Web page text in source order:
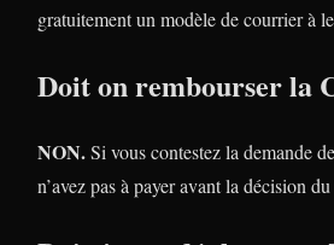
gratuitement un modèle de courrier à
Doit on rembourser la
NON.Si vous contestez la demande
n’avez pas à payer avant la décision